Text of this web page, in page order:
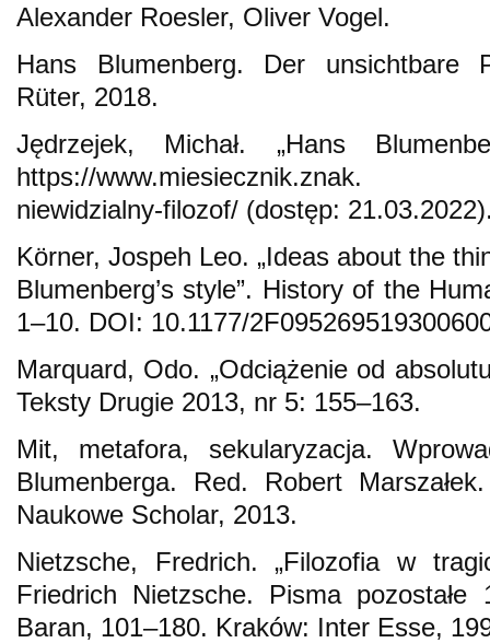
Alexander Roesler, Oliver Vogel.
Hans Blumenberg. Der unsichtbare
Rüter, 2018.
Jędrzejek, Michał. „Hans
https://www.miesiecznik.znak.
niewidzialny-filozof/ (dostęp:
Körner, Jospeh Leo. „Ideas about the
Blumenberg’s style”. History of the
1–10. DOI: 10.1177/
Marquard, Odo. „Odciążenie od
Teksty Drugie 2013, nr 5: 155–163.
Mit, metafora, sekularyzacja.
Blumenberga. Red. Robert
Naukowe Scholar, 2013.
Nietzsche, Fredrich. „Filozofia w
Friedrich Nietzsche. Pisma pozostałe
Baran, 101–180. Kraków: Inter Esse,